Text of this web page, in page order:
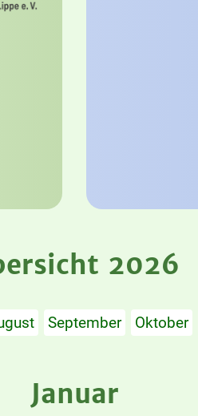
2026
September Oktober
Januar